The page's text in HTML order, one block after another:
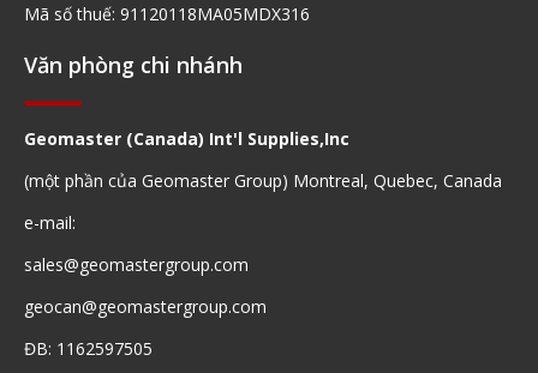
Mã số thuế: 91120118MA05MDX316
Văn phòng chi nhánh
Geomaster (Canada) Int'l Supplies,Inc
(một phần của Geomaster Group) Montreal, Quebec, Canada
e-mail:
sales@geomastergroup.com
geocan@geomastergroup.com
ĐB: 1162597505